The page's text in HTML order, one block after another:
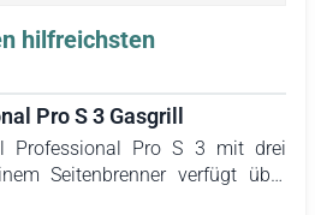
hilfreichsten
Pro S 3 Gasgrill
Professional Pro S 3 mit drei
Seitenbrenner verfügt über